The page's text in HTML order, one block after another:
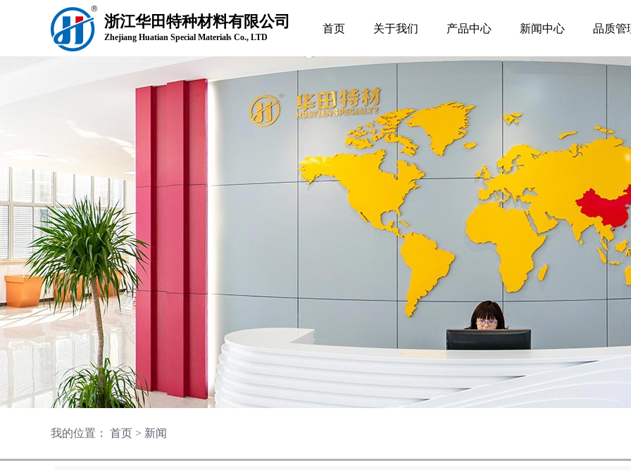
浙江华田特种材料有限公司
Zhejiang Huatian Special Materials Co., LTD
首页 关于我们 产品中心 新闻中心 品质管
我的位置： 首页 > 新闻